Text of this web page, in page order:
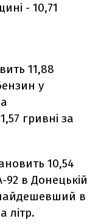
- 10,71
11,88
у
гривні за
10,54
92 в Донецькій
найдешевший в
літр.